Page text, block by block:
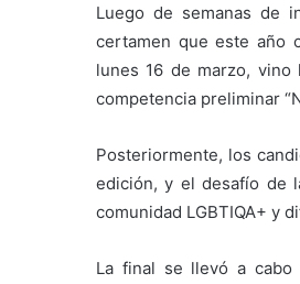
Luego de semanas de
certamen que este año
lunes 16 de marzo,
competencia preliminar
Posteriormente, los
edición, y el desafío de
comunidad LGBTIQA+ y
La final se llevó a cabo